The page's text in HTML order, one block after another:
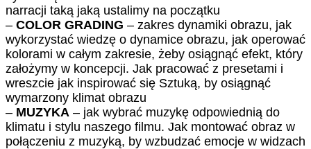
narracji taką jaką ustalimy na początku
– COLOR GRADING – zakres dynamiki obrazu, jak
wykorzystać wiedzę o dynamice obrazu, jak operować
kolorami w całym zakresie, żeby osiągnąć efekt, który
założymy w koncepcji. Jak pracować z presetami i
wreszcie jak inspirować się Sztuką, by osiągnąć
wymarzony klimat obrazu
– MUZYKA – jak wybrać muzykę odpowiednią do
klimatu i stylu naszego filmu. Jak montować obraz w
połączeniu z muzyką, by wzbudzać emocje w widzach